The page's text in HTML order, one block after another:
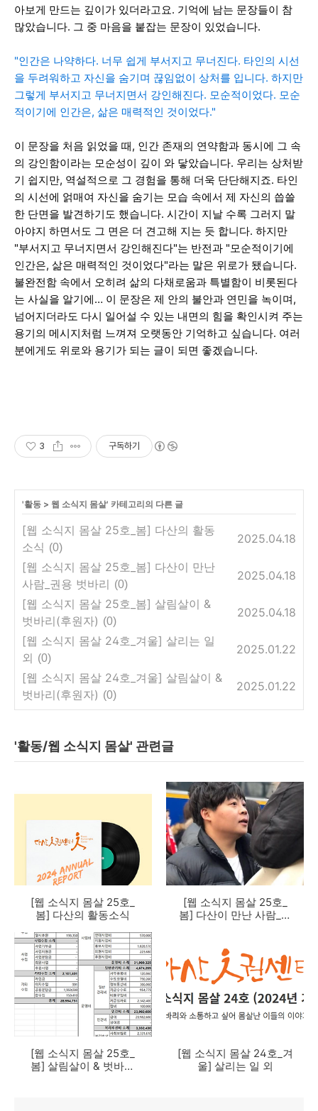
아보게 만드는 깊이가 있더라고요. 기억에 남는 문장들이 참
많았습니다. 그 중 마음을 붙잡는 문장이 있었습니다.
"인간은 나약하다. 너무 쉽게 부서지고 무너진다. 타인의 시선
을 두려워하고 자신을 숨기며 끊임없이 상처를 입니다. 하지만
그렇게 부서지고 무너지면서 강인해진다. 모순적이었다. 모순
적이기에 인간은, 삶은 매력적인 것이었다."
이 문장을 처음 읽었을 때, 인간 존재의 연약함과 동시에 그 속
의 강인함이라는 모순성이 깊이 와 닿았습니다. 우리는 상처받
기 쉽지만, 역설적으로 그 경험을 통해 더욱 단단해지죠. 타인
의 시선에 얽매여 자신을 숨기는 모습 속에서 제 자신의 씁쓸
한 단면을 발견하기도 했습니다. 시간이 지날 수록 그러지 말
아야지 하면서도 그 면은 더 견고해 지는 듯 합니다. 하지만
"부서지고 무너지면서 강인해진다"는 반전과 "모순적이기에
인간은, 삶은 매력적인 것이었다"라는 말은 위로가 됐습니다.
불완전함 속에서 오히려 삶의 다채로움과 특별함이 비롯된다
는 사실을 알기에… 이 문장은 제 안의 불안과 연민을 녹이며,
넘어지더라도 다시 일어설 수 있는 내면의 힘을 확인시켜 주는
용기의 메시지처럼 느껴져 오랫동안 기억하고 싶습니다. 여러
분에게도 위로와 용기가 되는 글이 되면 좋겠습니다.
3 구독하기
'활동 > 웹 소식지 몸살' 카테고리의 다른 글
[웹 소식지 몸살 25호_봄] 다산의 활동
소식 (0)
2025.04.18
[웹 소식지 몸살 25호_봄] 다산이 만난
사람_권용 벗바리 (0)
2025.04.18
[웹 소식지 몸살 25호_봄] 살림살이 &
벗바리(후원자) (0)
2025.04.18
[웹 소식지 몸살 24호_겨울] 살리는 일
외 (0)
2025.01.22
[웹 소식지 몸살 24호_겨울] 살림살이 &
벗바리(후원자) (0)
2025.01.22
'활동/웹 소식지 몸살' 관련글
[웹 소식지 몸살 25호_
봄] 다산의 활동소식
[웹 소식지 몸살 25호_
봄] 다산이 만난 사람_권
[웹 소식지 몸살 25호_
봄] 살림살이 & 벗바리
[웹 소식지 몸살 24호_겨
울] 살리는 일 외